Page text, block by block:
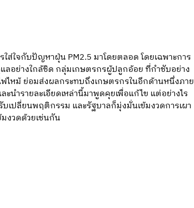
ใจกับปัญหาฝุ่น PM2.5 มาโดยตลอด โดยเฉพาะการ
ลอย่างใกล้ชิด กลุ่มเกษตรกรผู้ปลูกอ้อย ที่กำชับอย่าง
ไหม้ ย่อมส่งผลกระทบถึงเกษตรกรในอีกด้านหนึ่งภาย
ำรายละเอียดเหล่านี้มาพูดคุยเพื่อแก้ไข แต่อย่างไร
ปลี่ยนพฤติกรรม และรัฐบาลก็มุ่งมั่นเข้มงวดการเผา
งวดด้วยเช่นกัน